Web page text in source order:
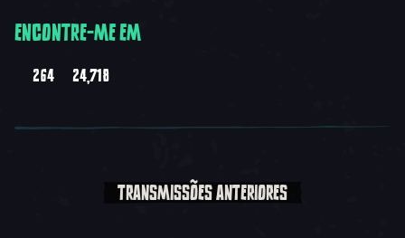
ENCONTRE-ME EM
264 24,718
TRANSMISSÕES ANTERIORES